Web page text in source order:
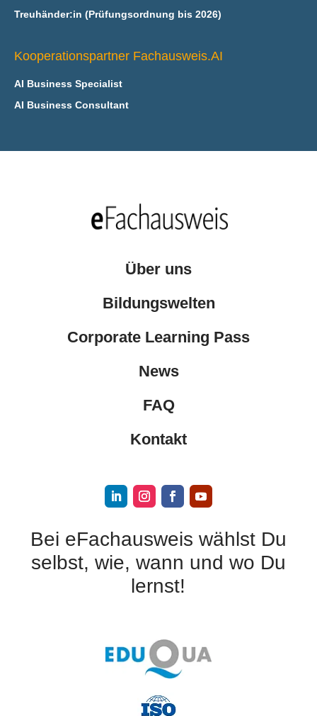
Treuhänder:in (Prüfungsordnung bis 2026)
Kooperationspartner Fachausweis.AI
AI Business Specialist
AI Business Consultant
Über uns
Bildungswelten
Corporate Learning Pass
News
FAQ
Kontakt
Bei eFachausweis wählst Du
selbst, wie, wann und wo Du
lernst!